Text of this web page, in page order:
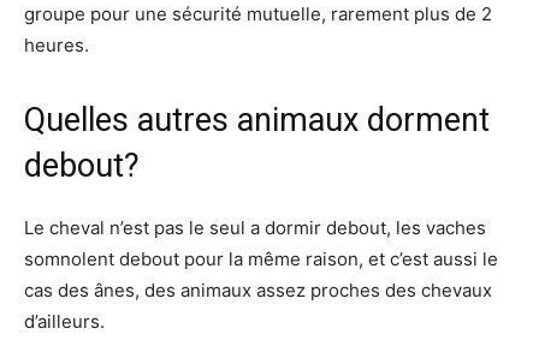
groupe pour une sécurité mutuelle, rarement plus de 2
heures.
Quelles autres animaux dorment
debout?
Le cheval n’est pas le seul a dormir debout, les vaches
somnolent debout pour la même raison, et c’est aussi le
cas des ânes, des animaux assez proches des chevaux
d’ailleurs.